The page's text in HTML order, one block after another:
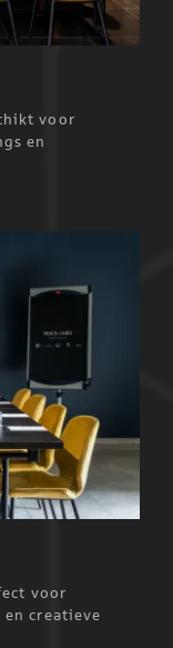
voor
en
voor
creatieve